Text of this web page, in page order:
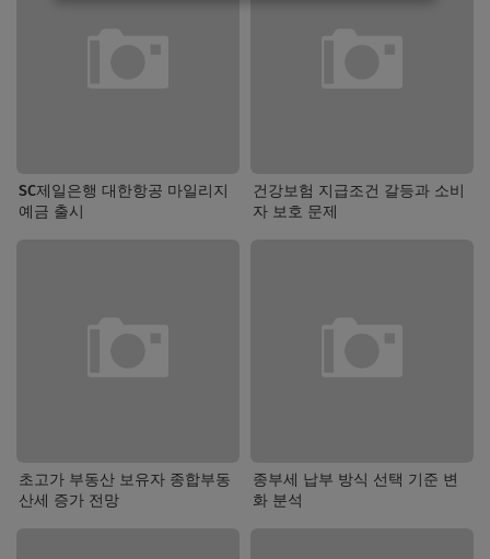
SC제일은행 대한항공 마일리지
예금 출시
건강보험 지급조건 갈등과 소비
자 보호 문제
초고가 부동산 보유자 종합부동
산세 증가 전망
종부세 납부 방식 선택 기준 변
화 분석